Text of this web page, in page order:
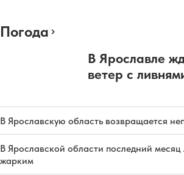
Погода
В Ярославле
ветер с
В Ярославскую область возвращается
В Ярославской области последний месяц
жарким